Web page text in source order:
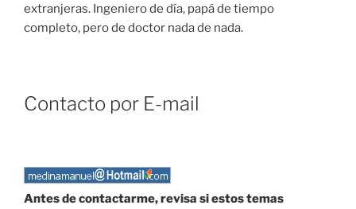
extranjeras. Ingeniero de día, papá de tiempo
completo, pero de doctor nada de nada.
Contacto por E-mail
Antes de contactarme, revisa si estos temas